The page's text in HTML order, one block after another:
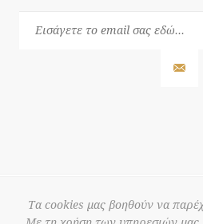
Τα cookies μας βοηθούν να